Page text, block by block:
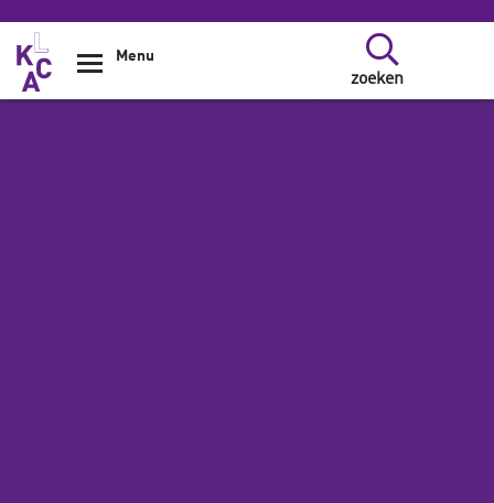
Overslaan en naar de inhoud gaan
zoeken
Menu